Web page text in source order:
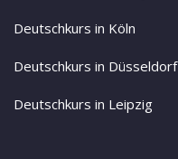
Deutschkurs in Köln
Deutschkurs in Düsseldorf
Deutschkurs in Leipzig